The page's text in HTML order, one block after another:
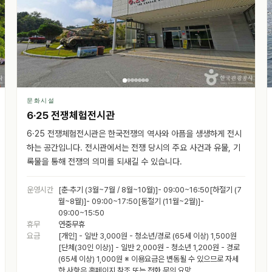
문화시설
6·25 전쟁체험전시관
6·25 전쟁체험전시관은 한국전쟁의 역사와 아픔을 생생하게 전시
하는 공간입니다. 전시관에서는 전쟁 당시의 주요 사건과 유물, 기
록물을 통해 전쟁의 의미를 되새길 수 있습니다.
운영시간 [춘·추기 (3월~7월 / 8월~10월)]- 09:00~16:50[하절기 (7
월~8월)]- 09:00~17:50[동절기 (11월~2월)]-
09:00~15:50
휴무
연중무휴
요금
[개인] - 일반 3,000원 - 청소년/경로 (65세 이상) 1,500원
[단체(30인 이상)] - 일반 2,000원 - 청소년 1,200원 - 경로
(65세 이상) 1,000원 ※ 이용요금은 변동될 수 있으므로 자세